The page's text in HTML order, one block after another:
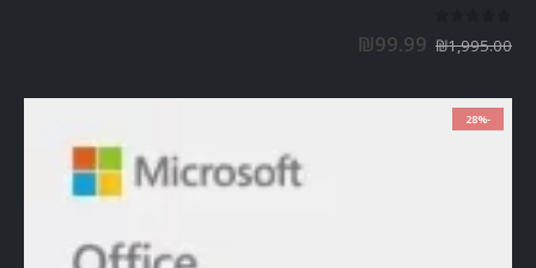
₪1,995.00
₪99.99
-28%